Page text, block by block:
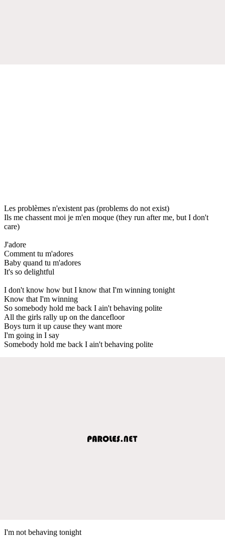
Les problèmes n'existent pas (problems do not exist)
Ils me chassent moi je m'en moque (they run after me, but I don't
care)
J'adore
Comment tu m'adores
Baby quand tu m'adores
It's so delightful
I don't know how but I know that I'm winning tonight
Know that I'm winning
So somebody hold me back I ain't behaving polite
All the girls rally up on the dancefloor
Boys turn it up cause they want more
I'm going in I say
Somebody hold me back I ain't behaving polite
I'm not behaving tonight